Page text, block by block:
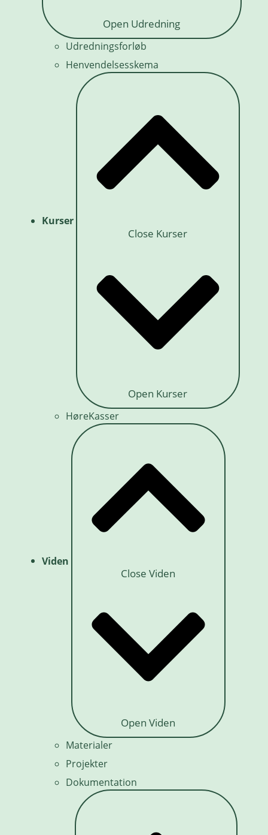
Open Udredning
Udredningsforløb
Henvendelsesskema
Kurser
Close Kurser
Open Kurser
HøreKasser
Viden
Close Viden
Open Viden
Materialer
Projekter
Dokumentation